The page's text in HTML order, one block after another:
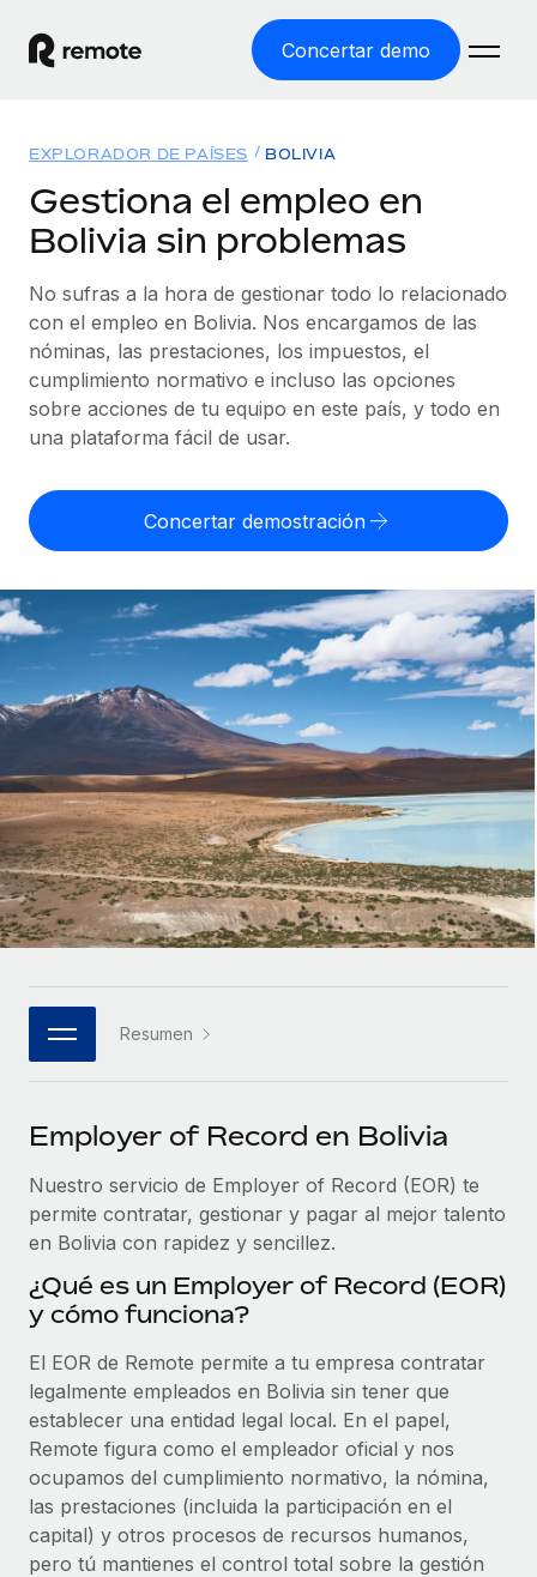
Concertar demo
EMPLEO GLOBAL
Nómina global
Gestiona las nóminas de forma sencilla y conforme a la
legalidad.
Employer of Record
Expándete en todo el mundo sin gastar en entidades.
cumpliendo la normativa.
Integra y gestiona a autónomos globalmente.
PEO
Externaliza tareas laborales complejas.
INFRAESTRUCTURA
Conexión Remote
Integra los RR. HH. en tus flujos de trabajo sin
complicaciones.
Plataforma
Funciones esenciales de RR. HH. integradas para tu
Conectar
Conecta cualquier herramienta de IA con Remote
Optimiza los procesos con herramientas empresariales
esenciales.
Pregunta a un experto
Obtén ayuda de gente experta en RR. HH. globales
y cumplimiento normativo.
Comprobaciones de antecedentes
Simplifica los procesos de cribado de candidatos.
Cumplimiento normativo
Adelántate a los riesgos de cumplimiento
normativo.
Soluciones
COBERTURA MUNDIAL
Explorador de países
Consulta el soporte del empleo global según el país.
Explorador estatal de EE. UU.
Simplifica la contratación en todos los estados de EE.
Comparador de Remote
Compáranos con otras empresas.
ETAPAS DE CRECIMIENTO
Soluciones ágiles de RR. HH. globales y nóminas para
empresas en crecimiento.
Mediana empresa
Amplía tu equipo con soluciones de RR. HH.
personalizadas.
Empresa
RR. HH. globales para grandes empresas.
ASOCIARSE
Socios tecnológicos estratégicos
Integra la gestión de los RR. HH. globales en tu
Asociarse
Remote Build
Próximamente
Consultoría de integraciones y automatización con IA.
CASOS PRÁCTICOS
Recursos
HERRAMIENTAS Y CALCULADORAS
Calculadora del riesgo de clasificación errónea
Consulta el riesgo de clasificación errónea por país.
cualquier país.
Descubre opciones de divisas y tiempos de pago para
autónomos globales.
APRENDIZAJE CON REMOTE
Guías y recursos
Casos prácticos
Glosario de RR. HH.
Listas de verificación y plantillas
Biblioteca de descripciones de puestos
Webinarios
Información sobre salarios y talento
Obtén ayuda
Consulta todos los recursos
Nómina global
EOR y PEO
Contractor Management
Impuestos
Precios
English
Nederlands
Français
Deutsch
Italiano
Português (Portugal)
日本語
한국어
中文（简体）
EXPLORADOR DE PAÍSES BOLIVIA
Gestiona el empleo en
Bolivia sin problemas
No sufras a la hora de gestionar todo lo relacionado
con el empleo en Bolivia. Nos encargamos de las
nóminas, las prestaciones, los impuestos, el
cumplimiento normativo e incluso las opciones
sobre acciones de tu equipo en este país, y todo en
una plataforma fácil de usar.
Concertar demostración
Resumen
Employer of Record en Bolivia
Nuestro servicio de Employer of Record (EOR) te
permite contratar, gestionar y pagar al mejor talento
en Bolivia con rapidez y sencillez.
¿Qué es un Employer of Record (EOR)
y cómo funciona?
El EOR de Remote permite a tu empresa contratar
legalmente empleados en Bolivia sin tener que
establecer una entidad legal local. En el papel,
Remote figura como el empleador oficial y nos
ocupamos del cumplimiento normativo, la nómina,
las prestaciones (incluida la participación en el
capital) y otros procesos de recursos humanos,
pero tú mantienes el control total sobre la gestión